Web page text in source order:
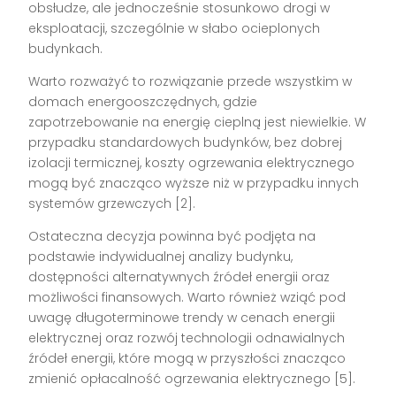
obsłudze, ale jednocześnie stosunkowo drogi w
eksploatacji, szczególnie w słabo ocieplonych
budynkach.
Warto rozważyć to rozwiązanie przede wszystkim w
domach energooszczędnych, gdzie
zapotrzebowanie na energię cieplną jest niewielkie. W
przypadku standardowych budynków, bez dobrej
izolacji termicznej, koszty ogrzewania elektrycznego
mogą być znacząco wyższe niż w przypadku innych
systemów grzewczych [2].
Ostateczna decyzja powinna być podjęta na
podstawie indywidualnej analizy budynku,
dostępności alternatywnych źródeł energii oraz
możliwości finansowych. Warto również wziąć pod
uwagę długoterminowe trendy w cenach energii
elektrycznej oraz rozwój technologii odnawialnych
źródeł energii, które mogą w przyszłości znacząco
zmienić opłacalność ogrzewania elektrycznego [5].